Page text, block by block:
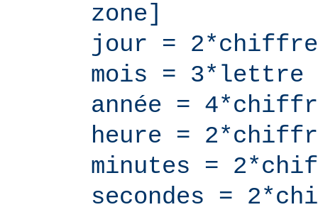
zone]
jour = 2*chiffre
mois = 3*lettre
année =
heure =
minutes =
secondes =